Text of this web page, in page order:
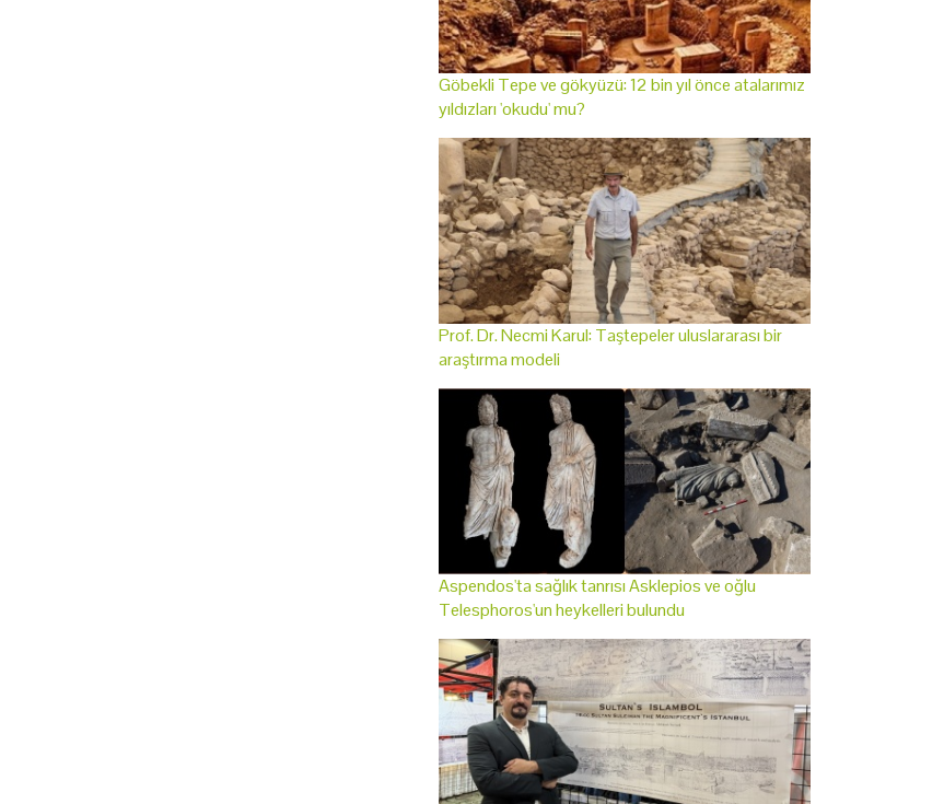
Göbekli Tepe ve gökyüzü: 12 bin yıl önce atalarımız
yıldızları 'okudu' mu?
Prof. Dr. Necmi Karul: Taştepeler uluslararası bir
araştırma modeli
Aspendos'ta sağlık tanrısı Asklepios ve oğlu
Telesphoros'un heykelleri bulundu